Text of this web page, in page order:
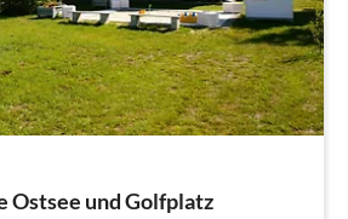
Ostsee und Golfplatz